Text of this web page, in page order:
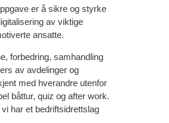
er å sikre og styrke
av viktige
ansatte.
forbedring, samhandling
av avdelinger og
med hverandre utenfor
båttur, quiz og after work.
har et bedriftsidrettslag